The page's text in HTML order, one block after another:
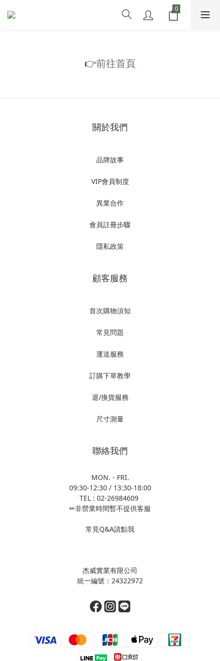
👉前往首頁
關於我們
品牌故事
VIP會員制度
異業合作
會員註冊步驟
隱私政策
顧客服務
首次購物須知
常見問題
運送服務
訂購下單教學
退/換貨服務
尺寸測量
聯絡我們
MON. - FRI.
09:30-12:30 / 13:30-18:00
TEL : 02-26984609
✏非營業時間暫不提供客服
常見Q&A請點我
杰威實業有限公司
統一編號：24322972